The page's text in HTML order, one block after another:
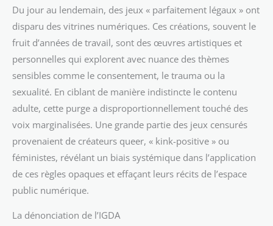
Du jour au lendemain, des jeux « parfaitement légaux » ont
disparu des vitrines numériques. Ces créations, souvent le
fruit d’années de travail, sont des œuvres artistiques et
personnelles qui explorent avec nuance des thèmes
sensibles comme le consentement, le trauma ou la
sexualité. En ciblant de manière indistincte le contenu
adulte, cette purge a disproportionnellement touché des
voix marginalisées. Une grande partie des jeux censurés
provenaient de créateurs queer, « kink-positive » ou
féministes, révélant un biais systémique dans l’application
de ces règles opaques et effaçant leurs récits de l’espace
public numérique.
La dénonciation de l’IGDA